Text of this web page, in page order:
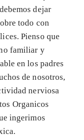
dejar
todo con
Pienso que
familiar y
en los padres
de nosotros,
nerviosa
Organicos
ingerimos